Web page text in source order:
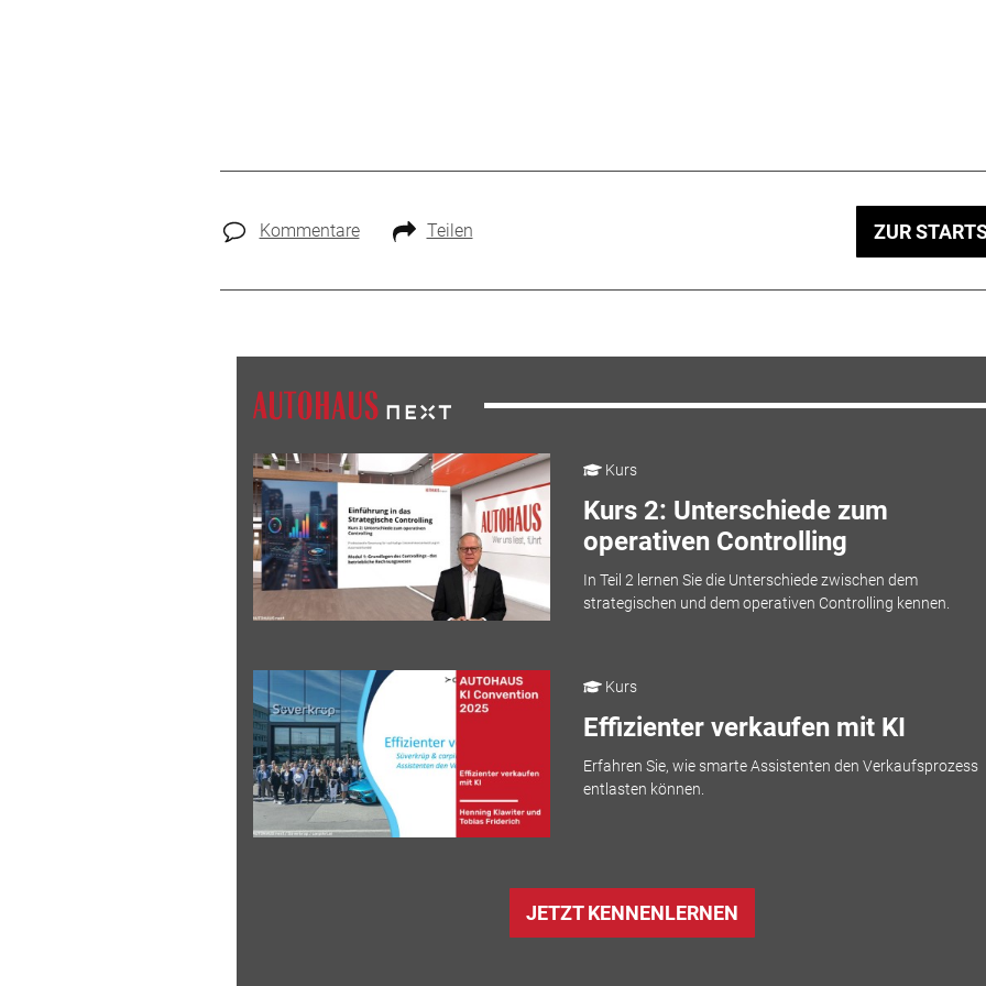
Kommentare Teilen ZUR
Kurs
Kurs 2: Unterschiede zum
operativen Controlling
In Teil 2 lernen Sie die Unterschiede zwischen dem
strategischen und dem operativen Controlling kennen.
Kurs
Effizienter verkaufen mit KI
Erfahren Sie, wie smarte Assistenten den Verkaufsprozess
entlasten können.
JETZT KENNENLERNEN